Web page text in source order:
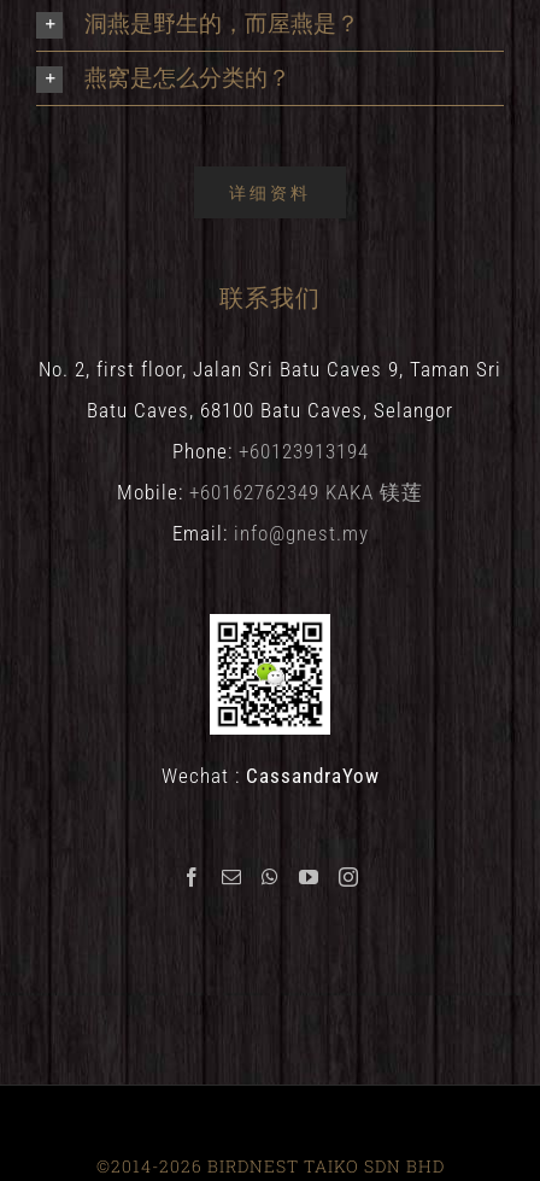
洞燕是野生的，而屋燕是？
燕窝是怎么分类的？
详细资料
联系我们
No. 2, first floor, Jalan Sri Batu Caves 9, Taman Sri
Batu Caves, 68100 Batu Caves, Selangor
Phone: +60123913194
Mobile: +60162762349 KAKA 镁莲
Email: info@gnest.my
Wechat : CassandraYow
©2014-2026 BIRDNEST TAIKO SDN BHD